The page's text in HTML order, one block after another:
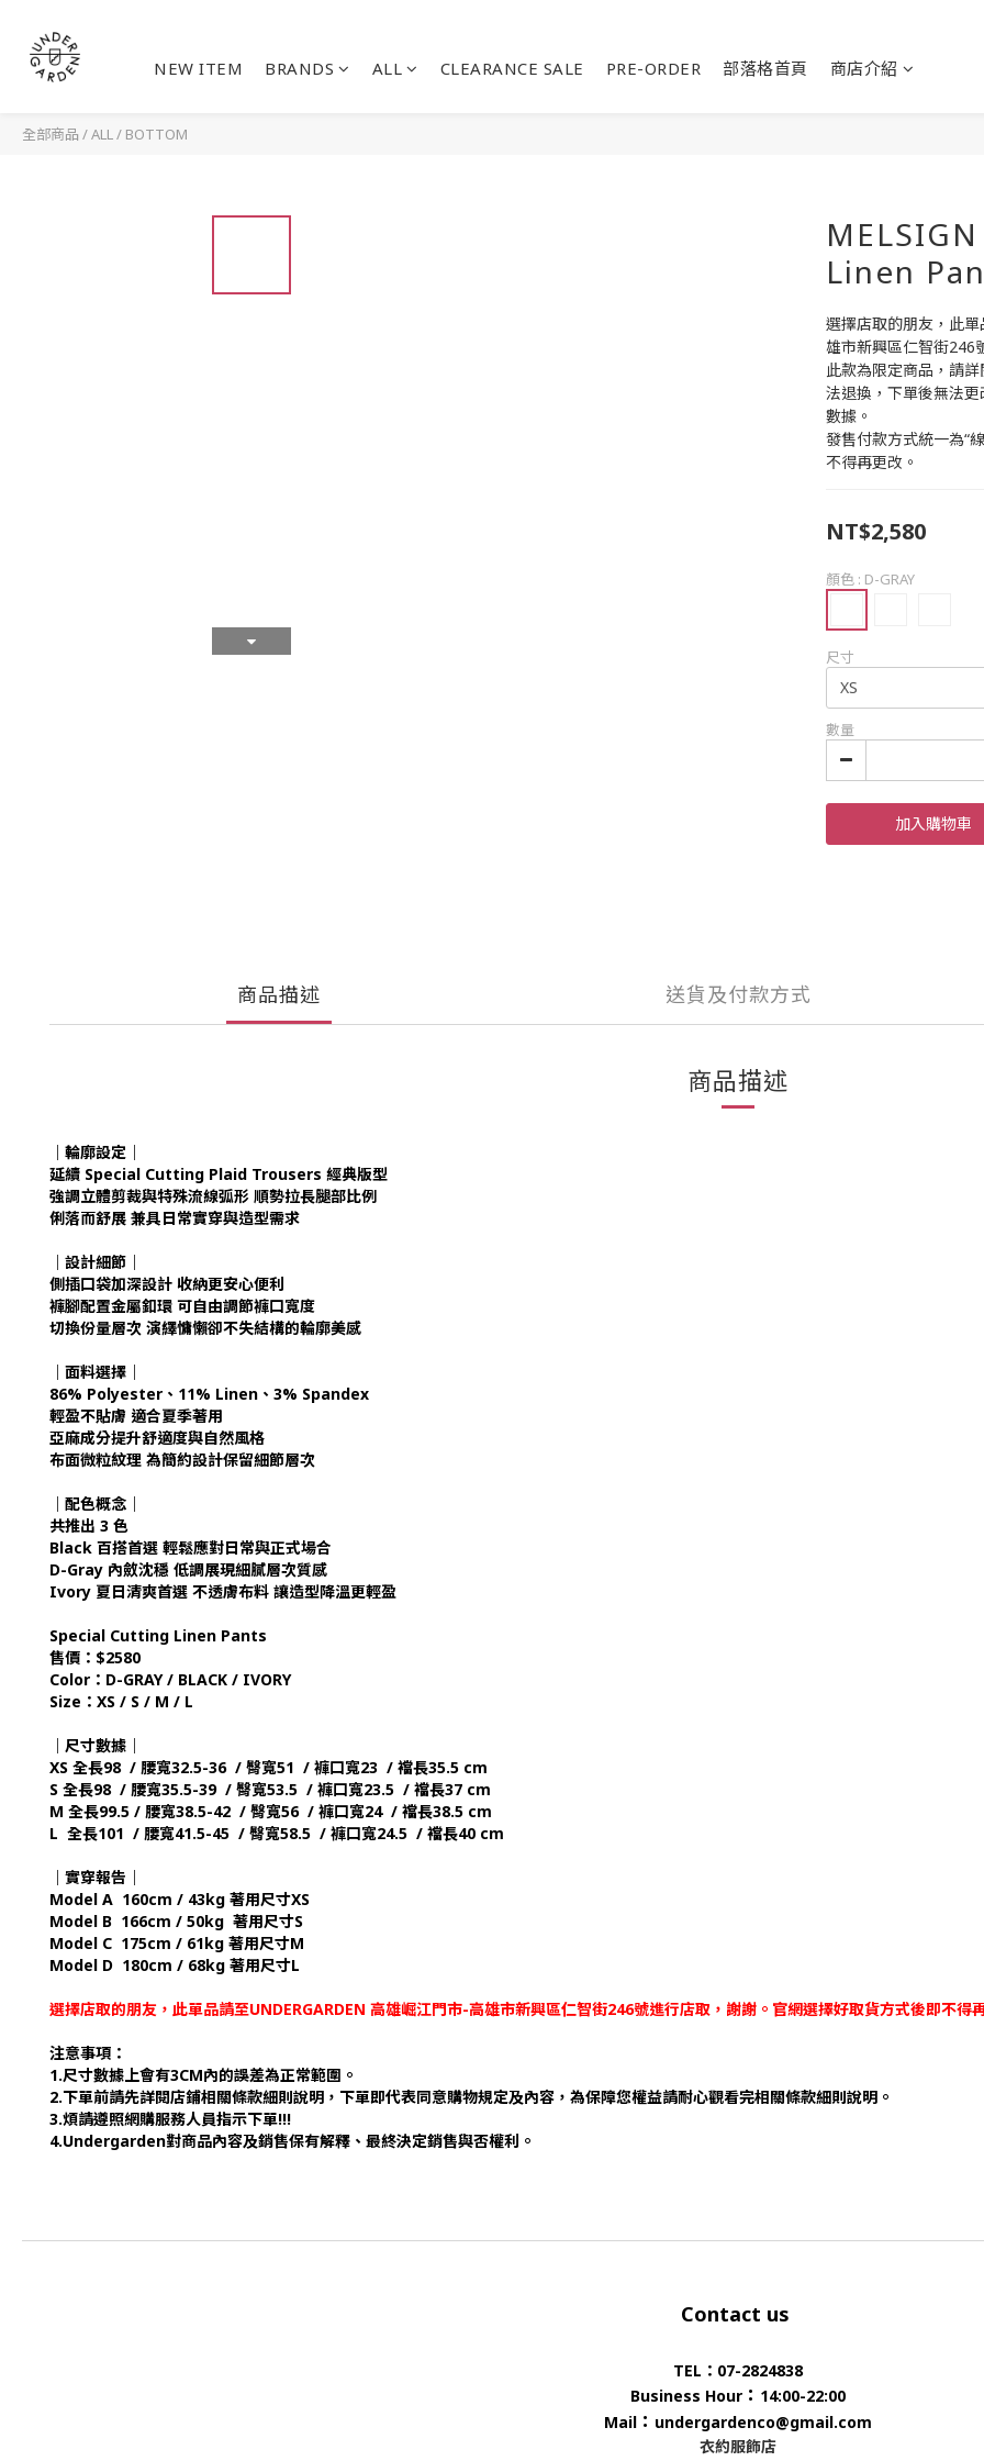
NEW ITEM BRANDS ALL CLEARANCE SALE PRE-ORDER 部落格首頁 商店介紹
全部商品 /ALL/ BOTTOM
Linen
選擇店取的朋友，此
雄市新興區仁智街246
此款為限定商品，請
法退換，下單後無法
數據。
發售付款方式統一為“
不得再更改。
NT$2,580
顏色 : D-GRAY
尺寸
數量
加入購物車
商品描述 送貨及付款方式
商品描述
｜輪廓設定｜
延續 Special Cutting Plaid Trousers 經典版型
強調立體剪裁與特殊流線弧形 順勢拉長腿部比例
俐落而舒展 兼具日常實穿與造型需求
｜設計細節｜
側插口袋加深設計 收納更安心便利
褲腳配置金屬釦環 可自由調節褲口寬度
切換份量層次 演繹慵懶卻不失結構的輪廓美感
｜面料選擇｜
86% Polyester、11% Linen、3% Spandex
輕盈不貼膚 適合夏季著用
亞麻成分提升舒適度與自然風格
布面微粒紋理 為簡約設計保留細節層次
｜配色概念｜
共推出 3 色
Black 百搭首選 輕鬆應對日常與正式場合
D-Gray 內斂沈穩 低調展現細膩層次質感
Ivory 夏日清爽首選 不透膚布料 讓造型降溫更輕盈
Special Cutting Linen Pants
售價：$2580
Color：D-GRAY / BLACK / IVORY
Size：XS / S / M / L
｜尺寸數據｜
XS 全長98 / 腰寬32.5-36 / 臀寬51 / 褲口寬23 / 襠長35.5 cm
S 全長98 / 腰寬35.5-39 / 臀寬53.5 / 褲口寬23.5 / 襠長37 cm
M 全長99.5 / 腰寬38.5-42 / 臀寬56 / 褲口寬24 / 襠長38.5 cm
L 全長101 / 腰寬41.5-45 / 臀寬58.5 / 褲口寬24.5 / 襠長40 cm
｜實穿報告｜
Model A 160cm / 43kg 著用尺寸XS
Model B 166cm / 50kg 著用尺寸S
Model C 175cm / 61kg 著用尺寸M
Model D 180cm / 68kg 著用尺寸L
選擇店取的朋友，此單品請至UNDERGARDEN 高雄崛江門市-高雄市新興區仁智街246號進行店取，謝謝。官網選擇好取貨方式後即不得
注意事項：
1.尺寸數據上會有3CM內的誤差為正常範圍。
2.下單前請先詳閱店鋪相關條款細則說明，下單即代表同意購物規定及內容，為保障您權益請耐心觀看完相關條款細則說明。
3.煩請遵照網購服務人員指示下單!!!
4.Undergarden對商品內容及銷售保有解釋、最終決定銷售與否權利。
Contact us
TEL：07-2824838
Business Hour ： 14:00-22:00
Mail ： undergardenco@gmail.com
衣約服飾店